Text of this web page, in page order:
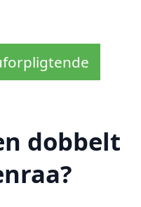
dobbelt